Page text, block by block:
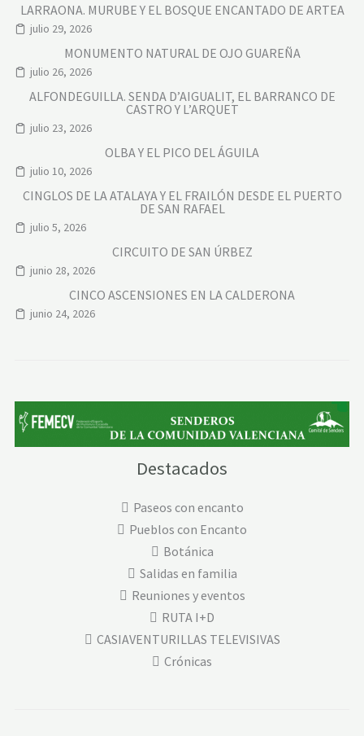
LARRAONA. MURUBE Y EL BOSQUE ENCANTADO DE ARTEA
julio 29, 2026
MONUMENTO NATURAL DE OJO GUAREÑA
julio 26, 2026
ALFONDEGUILLA. SENDA D’AIGUALIT, EL BARRANCO DE
CASTRO Y L’ARQUET
julio 23, 2026
OLBA Y EL PICO DEL ÁGUILA
julio 10, 2026
CINGLOS DE LA ATALAYA Y EL FRAILÓN DESDE EL PUERTO
DE SAN RAFAEL
julio 5, 2026
CIRCUITO DE SAN ÚRBEZ
junio 28, 2026
CINCO ASCENSIONES EN LA CALDERONA
junio 24, 2026
Destacados
Paseos con encanto
Pueblos con Encanto
Botánica
Salidas en familia
Reuniones y eventos
RUTA I+D
CASIAVENTURILLAS TELEVISIVAS
Crónicas